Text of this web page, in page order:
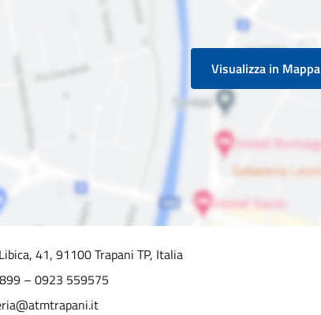
Visualizza in Mappa
41, 91100 Trapani TP, Italia
– 0923 559575